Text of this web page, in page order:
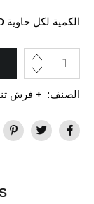
الكمية لكل حاوية 20 قدما: 33000
الصنف: + فرش